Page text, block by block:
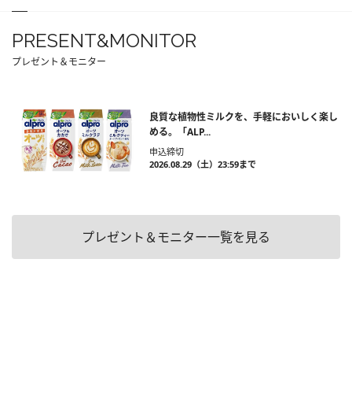
PRESENT&MONITOR
プレゼント＆モニター
良質な植物性ミルクを、手軽においしく楽し
める。「ALP...
申込締切
2026.08.29（土）23:59まで
プレゼント＆モニター一覧を見る